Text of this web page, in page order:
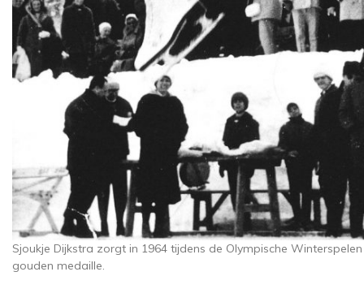
Sjoukje Dijkstra zorgt in 1964 tijdens de Olympische
gouden medaille.